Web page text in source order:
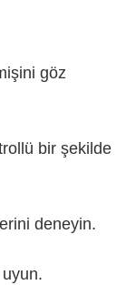
göz
bir şekilde
deneyin.